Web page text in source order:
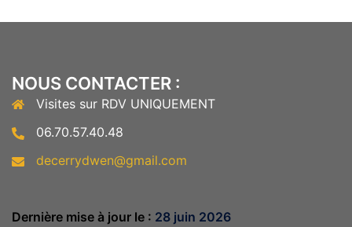
NOUS CONTACTER :
Visites sur RDV UNIQUEMENT
06.70.57.40.48
decerrydwen@gmail.com
Dernière mise à jour le : 28 juin 2026